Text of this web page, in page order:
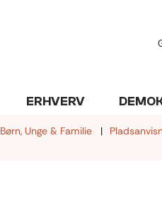
ERHVERV
Børn, Unge & Familie